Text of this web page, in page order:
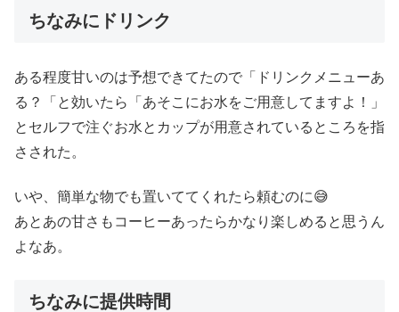
ちなみにドリンク
ある程度甘いのは予想できてたので「ドリンクメニューあ
る？「と効いたら「あそこにお水をご用意してますよ！」
とセルフで注ぐお水とカップが用意されているところを指
さされた。
いや、簡単な物でも置いててくれたら頼むのに😅
あとあの甘さもコーヒーあったらかなり楽しめると思うん
よなあ。
ちなみに提供時間